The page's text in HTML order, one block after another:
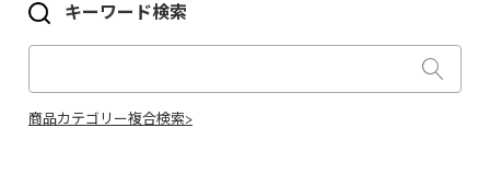
キーワード検索
商品カテゴリー複合検索>